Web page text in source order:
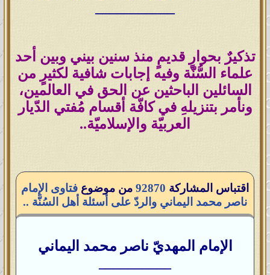
تذكيرٌ بحوارٍ قديمٍ منذ سنين بيني وبين أحد
علماء السُّنّة وفيه إجابات شافية لكثيرٍ من
السائلين الباحثين عن الحق في العالمين،
ونأمر بتنزيلهِ في كافّة أقسام مُفتي الدّيار
العربيّة والإسلاميّة..
اقتباس المشاركة 92870 من موضوع فتاوى الإمام
ناصر محمد اليماني والردّ على أسئلة أهل السُنَّة ..
الإمام المهديّ ناصر محمد اليماني